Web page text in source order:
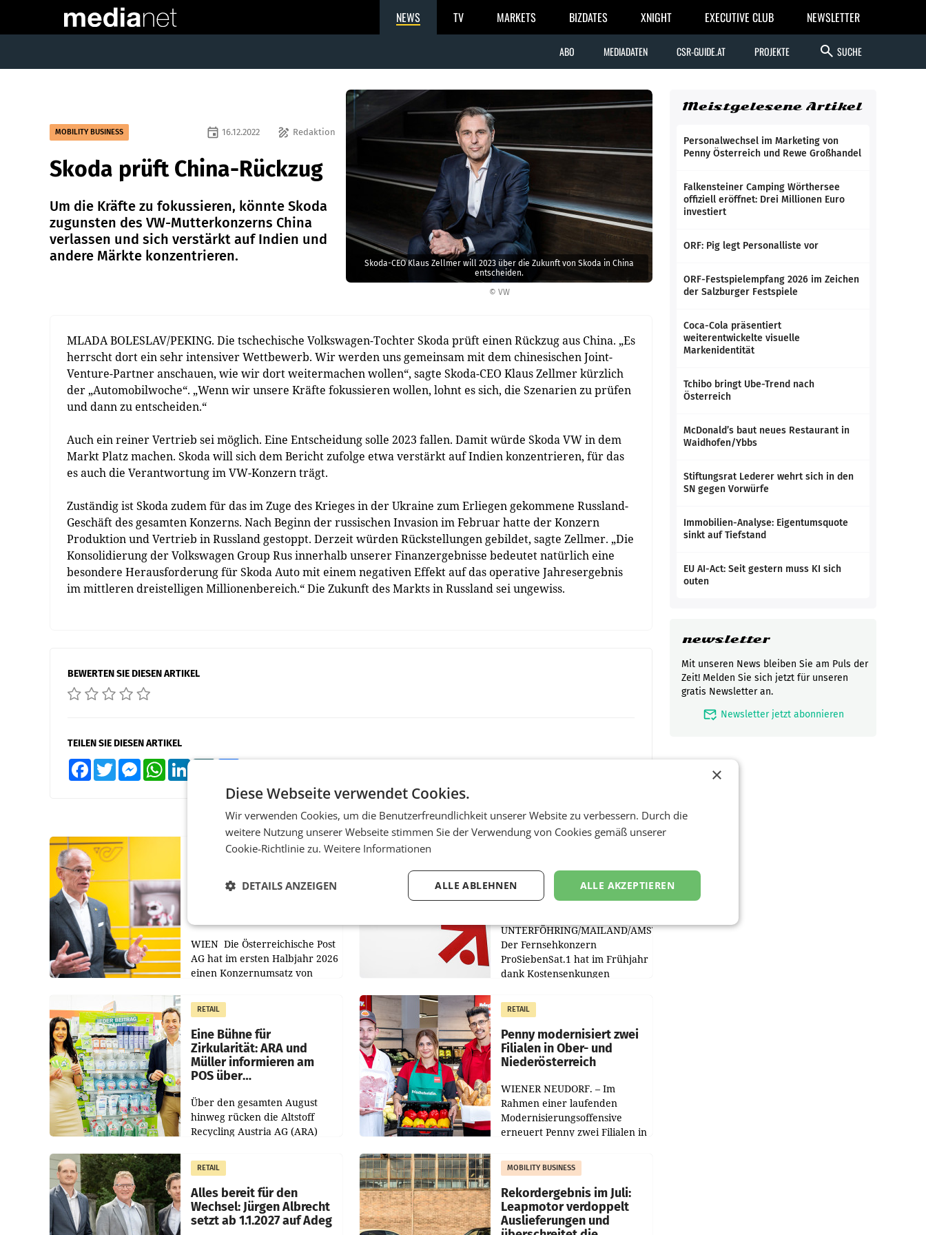
NEWS TV MARKETS BIZDATES XNIGHT EXECUTIVE CLUB NEWSLETTER
ABO MEDIADATEN CSR-GUIDE.AT PROJEKTE search SUCHE
© VW
Skoda-CEO Klaus Zellmer will 2023 über die Zukunft von Skoda in China
entscheiden.
MOBILITY BUSINESS draw Redaktion
event 16.12.2022
Skoda prüft China-Rückzug
Um die Kräfte zu fokussieren, könnte Skoda
zugunsten des VW-Mutterkonzerns China
verlassen und sich verstärkt auf Indien und
andere Märkte konzentrieren.
MLADA BOLESLAV/PEKING. Die tschechische Volkswagen-Tochter Skoda prüft einen Rückzug aus China. „Es
herrscht dort ein sehr intensiver Wettbewerb. Wir werden uns gemeinsam mit dem chinesischen Joint-
Venture-Partner anschauen, wie wir dort weitermachen wollen“, sagte Skoda-CEO Klaus Zellmer kürzlich
der „Automobilwoche“. „Wenn wir unsere Kräfte fokussieren wollen, lohnt es sich, die Szenarien zu prüfen
und dann zu entscheiden.“
Auch ein reiner Vertrieb sei möglich. Eine Entscheidung solle 2023 fallen. Damit würde Skoda VW in dem
Markt Platz machen. Skoda will sich dem Bericht zufolge etwa verstärkt auf Indien konzentrieren, für das
es auch die Verantwortung im VW-Konzern trägt.
Zuständig ist Skoda zudem für das im Zuge des Krieges in der Ukraine zum Erliegen gekommene Russland-
Geschäft des gesamten Konzerns. Nach Beginn der russischen Invasion im Februar hatte der Konzern
Produktion und Vertrieb in Russland gestoppt. Derzeit würden Rückstellungen gebildet, sagte Zellmer. „Die
Konsolidierung der Volkswagen Group Rus innerhalb unserer Finanzergebnisse bedeutet natürlich eine
besondere Herausforderung für Skoda Auto mit einem negativen Effekt auf das operative Jahresergebnis
im mittleren dreistelligen Millionenbereich.“ Die Zukunft des Markts in Russland sei ungewiss.
BEWERTEN SIE DIESEN ARTIKEL
TEILEN SIE DIESEN ARTIKEL
FacebookTwitter MessengerWhatsApp
PRIMENEWS
Umsatzplus im ersten
WIEN Die Österreichische Post
AG hat im ersten Halbjahr 2026
einen Konzernumsatz von
erwirtschaftet, was einem Plus
von 3,8 Prozent gegenüber
dem Vergleichszeitraum
ProSiebenSat.1 spart und
macht überraschend viel
Gewinn
UNTERFÖHRING/MAILAND/AMSTERDAM.
Der Fernsehkonzern
ProSiebenSat.1 hat im Frühjahr
dank Kostensenkungen
gemacht und die
Markterwartung deutlich
übertroffen.
RETAIL
Eine Bühne für
Zirkularität: ARA und
Müller informieren am
POS über
Über den gesamten August
hinweg rücken die Altstoff
Recycling Austria AG (ARA)
Müller die Initiative „Kreislauf-
Helden“ in allen
österreichischen Müller-Filialen
RETAIL
Penny modernisiert zwei
Filialen in Ober- und
Niederösterreich
WIENER NEUDORF. – Im
Rahmen einer laufenden
Modernisierungsoffensive
erneuert Penny zwei Filialen in
Die beiden Standorte liegen in
Haag sowie im rund
RETAIL
Alles bereit für den
Wechsel: Jürgen Albrecht
setzt ab 1.1.2027 auf Adeg
MOBILITY BUSINESS
Rekordergebnis im Juli:
Leapmotor verdoppelt
Auslieferungen und
Meistgelesene Artikel
Personalwechsel im Marketing von
Penny Österreich und Rewe Großhandel
Falkensteiner Camping Wörthersee
offiziell eröffnet: Drei Millionen Euro
investiert
ORF: Pig legt Personalliste vor
ORF-Festspielempfang 2026 im Zeichen
der Salzburger Festspiele
Coca-Cola präsentiert
weiterentwickelte visuelle
Markenidentität
Tchibo bringt Ube-Trend nach
Österreich
McDonald’s baut neues Restaurant in
Waidhofen/Ybbs
Stiftungsrat Lederer wehrt sich in den
SN gegen Vorwürfe
Immobilien-Analyse: Eigentumsquote
sinkt auf Tiefstand
EU AI-Act: Seit gestern muss KI sich
outen
newsletter
Mit unseren News bleiben Sie am Puls der
Zeit! Melden Sie sich jetzt für unseren
gratis Newsletter an.
mark_email_read Newsletter jetzt abonnieren
×
Diese Webseite verwendet Cookies.
Wir verwenden Cookies, um die Benutzerfreundlichkeit unserer Website zu verbessern. Durch die
weitere Nutzung unserer Webseite stimmen Sie der Verwendung von Cookies gemäß unserer
Cookie-Richtlinie zu. Weitere Informationen
ALLE AKZEPTIEREN
ALLE ABLEHNEN
DETAILS ANZEIGEN